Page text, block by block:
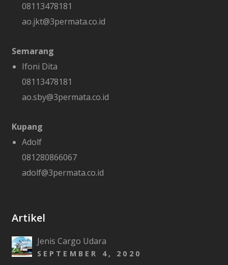
08113478181
ao.jkt@3permata.co.id
Semarang
Ifoni Dita
08113478181
ao.sby@3permata.co.id
Kupang
Adolf
081280866067
adolf@3permata.co.id
Artikel
Jenis Cargo Udara
SEPTEMBER 4, 2020